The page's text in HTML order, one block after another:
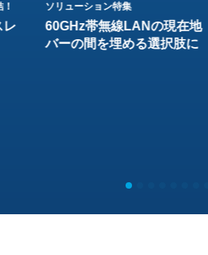
レ
ソリューション特集
60GHz帯無線LANの現在
バーの間を埋める選択肢に